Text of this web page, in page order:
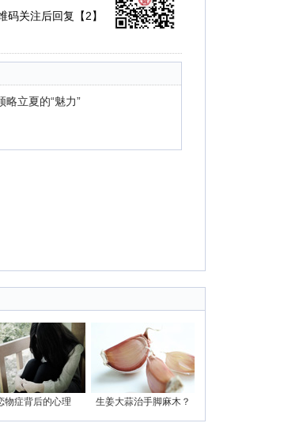
码关注后回复【2】
略立夏的“魅力”
物症背后的心理 生姜大蒜治手脚麻木？